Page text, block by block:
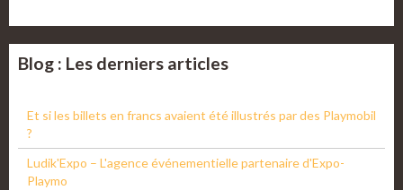
Blog : Les derniers articles
Et si les billets en francs avaient été illustrés par des Playmobil
?
Ludik'Expo – L'agence événementielle partenaire d'Expo-
Playmo